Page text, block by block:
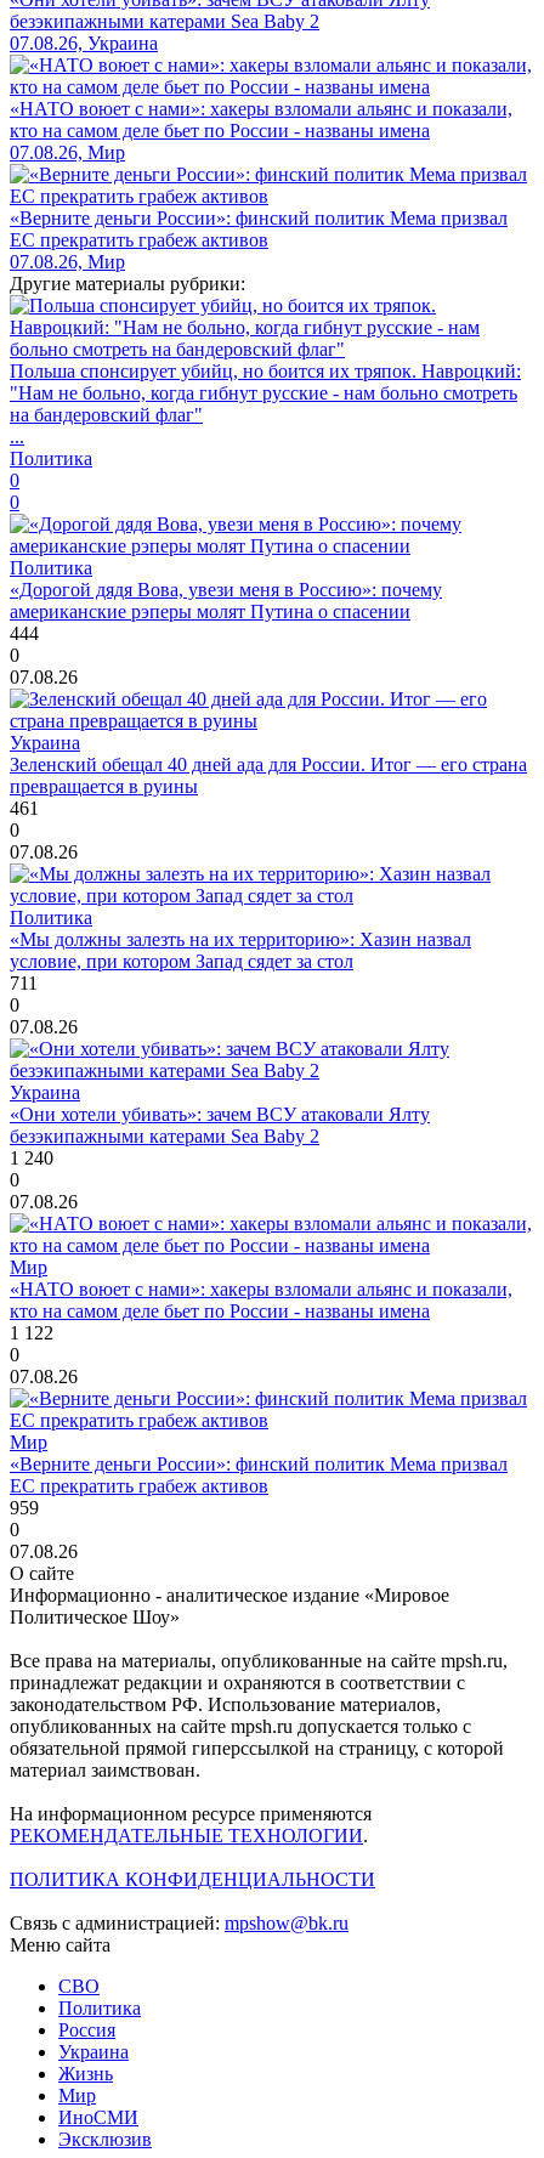
безэкипажными катерами Sea Baby 2
07.08.26, Украина
«НАТО воюет с нами»: хакеры взломали альянс и показали,
кто на самом деле бьет по России - названы имена
07.08.26, Мир
«Верните деньги России»: финский политик Мема призвал
ЕС прекратить грабеж активов
07.08.26, Мир
Другие материалы рубрики:
Польша спонсирует убийц, но боится их тряпок. Навроцкий:
"Нам не больно, когда гибнут русские - нам больно смотреть
на бандеровский флаг"
...
Политика
0
0
Политика
«Дорогой дядя Вова, увези меня в Россию»: почему
американские рэперы молят Путина о спасении
444
0
07.08.26
Украина
Зеленский обещал 40 дней ада для России. Итог — его страна
превращается в руины
461
0
07.08.26
Политика
«Мы должны залезть на их территорию»: Хазин назвал
условие, при котором Запад сядет за стол
711
0
07.08.26
Украина
«Они хотели убивать»: зачем ВСУ атаковали Ялту
безэкипажными катерами Sea Baby 2
1 240
0
07.08.26
Мир
«НАТО воюет с нами»: хакеры взломали альянс и показали,
кто на самом деле бьет по России - названы имена
1 122
0
07.08.26
Мир
«Верните деньги России»: финский политик Мема призвал
ЕС прекратить грабеж активов
959
0
07.08.26
О сайте
Информационно - аналитическое издание «Мировое
Политическое Шоу»
Все права на материалы, опубликованные на сайте mpsh.ru,
принадлежат редакции и охраняются в соответствии с
законодательством РФ. Использование материалов,
опубликованных на сайте mpsh.ru допускается только с
обязательной прямой гиперссылкой на страницу, с которой
материал заимствован.
На информационном ресурсе применяются
РЕКОМЕНДАТЕЛЬНЫЕ ТЕХНОЛОГИИ.
ПОЛИТИКА КОНФИДЕНЦИАЛЬНОСТИ
Связь с администрацией: mpshow@bk.ru
Меню сайта
СВО
Политика
Россия
Украина
Жизнь
Мир
ИноСМИ
Эксклюзив